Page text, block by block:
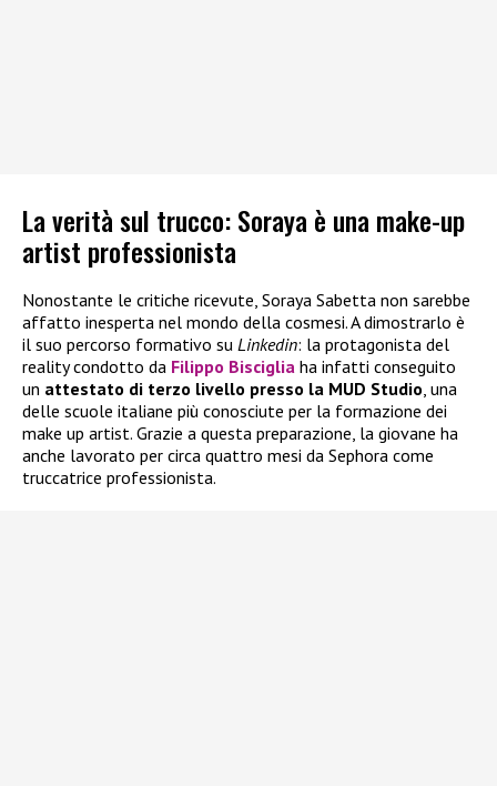
La verità sul trucco: Soraya è una make-up
artist professionista
Nonostante le critiche ricevute, Soraya Sabetta non sarebbe
affatto inesperta nel mondo della cosmesi. A dimostrarlo è
il suo percorso formativo su Linkedin: la protagonista del
reality condotto da Filippo Bisciglia ha infatti conseguito
un attestato di terzo livello presso la MUD Studio , una
delle scuole italiane più conosciute per la formazione dei
make up artist. Grazie a questa preparazione, la giovane ha
anche lavorato per circa quattro mesi da Sephora come
truccatrice professionista.